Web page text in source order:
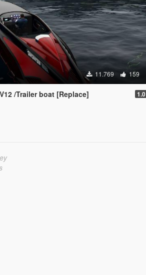
11.769 159
/Trailer boat [Replace] 1.0